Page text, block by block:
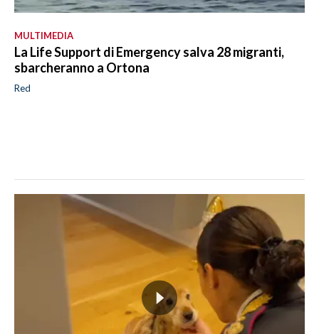
MULTIMEDIA
La Life Support di Emergency salva 28 migranti,
sbarcheranno a Ortona
Red